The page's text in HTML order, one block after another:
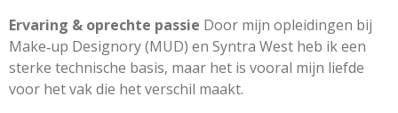
Ervaring & oprechte passie Door mijn opleidingen bij
Make‑up Designory (MUD) en Syntra West heb ik een
sterke technische basis, maar het is vooral mijn liefde
voor het vak die het verschil maakt.